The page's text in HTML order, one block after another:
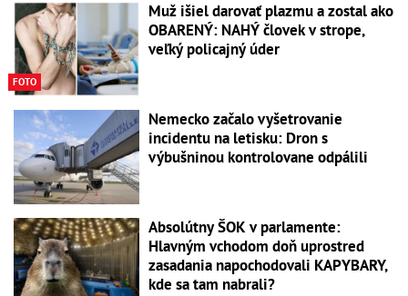
FOTO
Muž išiel darovať plazmu a zostal ako
OBARENÝ: NAHÝ človek v strope,
veľký policajný úder
Nemecko začalo vyšetrovanie
incidentu na letisku: Dron s
výbušninou kontrolovane odpálili
Absolútny ŠOK v parlamente:
Hlavným vchodom doň uprostred
zasadania napochodovali KAPYBARY,
kde sa tam nabrali?